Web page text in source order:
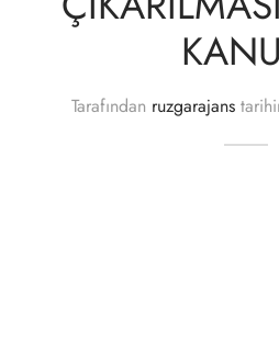
Tarafından ruzgarajans